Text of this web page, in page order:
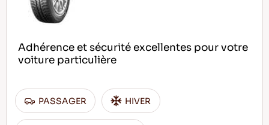
Adhérence et sécurité excellentes pour votre
voiture particulière
PASSAGER HIVER